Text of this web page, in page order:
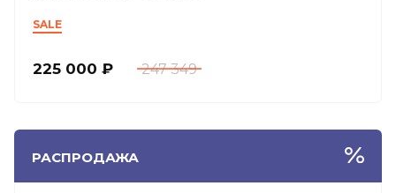
SALE
247 349
225 000 ₽
РАСПРОДАЖА